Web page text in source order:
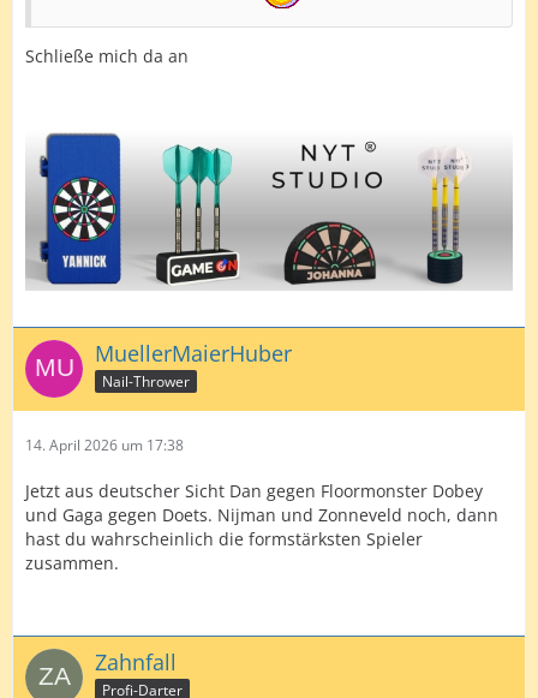
Schließe mich da an
MuellerMaierHuber
Nail-Thrower
14. April 2026 um 17:38
Jetzt aus deutscher Sicht Dan gegen Floormonster Dobey
und Gaga gegen Doets. Nijman und Zonneveld noch, dann
hast du wahrscheinlich die formstärksten Spieler
zusammen.
Zahnfall
Profi-Darter